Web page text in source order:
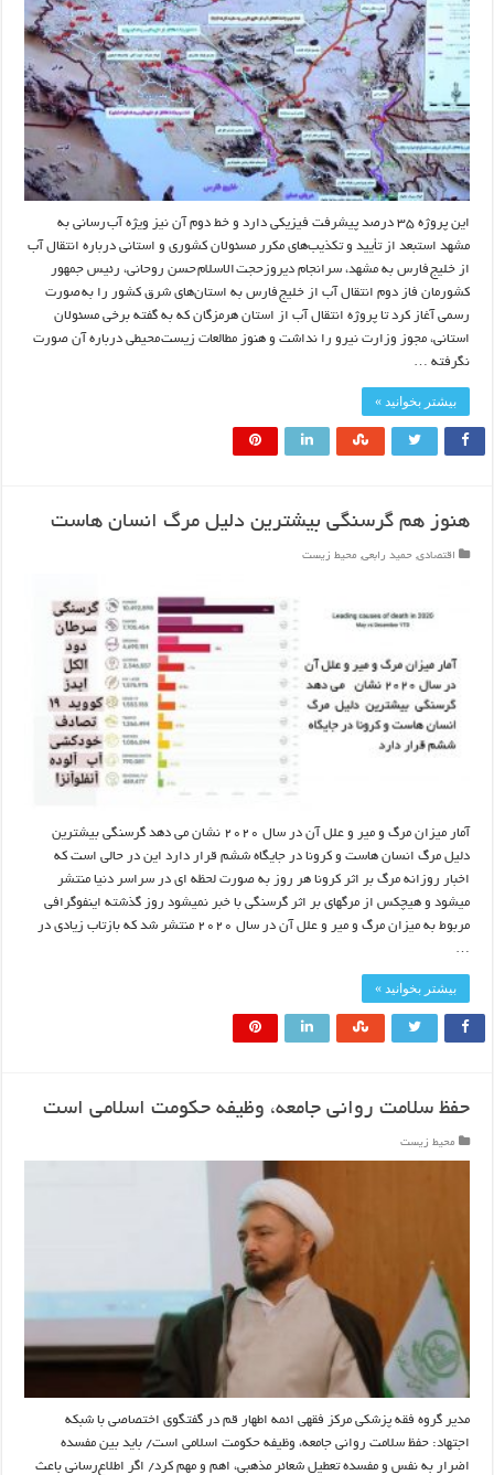
این پروژه ۳۵ درصد پیشرفت فیزیکی دارد و خط دوم آن نیز ویژه آب رسانی به
مشهد استبعد از تأیید و تکذیب‌های مکرر مسئولان کشوری و استانی درباره انتقال آب
از خلیج فارس به مشهد، سرانجام دیروزحجت الاسلام حسن روحانی، رئیس جمهور
کشورمان فاز دوم انتقال آب از خلیج فارس به استان‌های شرق کشور را به صورت
رسمی آغاز کرد تا پروژه انتقال آب از استان هرمزگان که به گفته برخی مسئولان
استانی، مجوز وزارت نیرو را نداشت و هنوز مطالعات زیست محیطی درباره آن صورت
نگرفته …
بیشتر بخوانید »
هنوز هم گرسنگی بیشترین دلیل مرگ انسان هاست
اقتصادی, حمید رابعی, محیط زیست
آمار میزان مرگ و میر و علل آن در سال ۲۰۲۰ نشان می دهد گرسنگی بیشترین
دلیل مرگ انسان هاست و کرونا در جایگاه ششم قرار دارد این در حالی است که
اخبار روزانه مرگ بر اثر کرونا هر روز به صورت لحظه ای در سراسر دنیا منتشر
میشود و هیچکس از مرگهای بر اثر گرسنگی با خبر نمیشود روز گذشته اینفوگرافی
مربوط به میزان مرگ و میر و علل آن در سال ۲۰۲۰ منتشر شد که بازتاب زیادی در
…
بیشتر بخوانید »
حفظ سلامت روانی جامعه، وظیفه حکومت اسلامی است
محیط زیست
مدیر گروه فقه پزشکی مرکز فقهی ائمه اطهار قم در گفتگوی اختصاصی با شبکه
اجتهاد: حفظ سلامت روانی جامعه، وظیفه حکومت اسلامی است/ باید بین مفسده
اضرار به نفس و مفسده تعطیل شعائر مذهبی، اهم و مهم کرد/ اگر اطلاع‌رسانی باعث